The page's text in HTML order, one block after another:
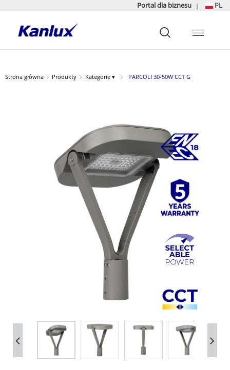
Portal dla biznesu | PL
główna
Strona główna Produkty Kategorie ▾ PARCOLI 30-50W CCT G